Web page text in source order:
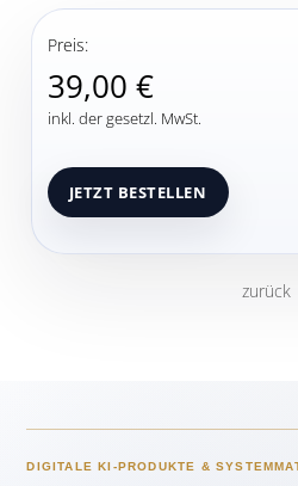
Preis:
39,00 €
inkl. der gesetzl. MwSt.
zurück
DIGITALE KI-PRODUKTE &